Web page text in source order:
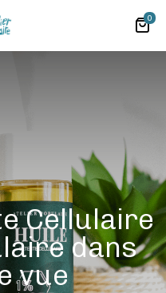
0
Cellulaire
dans
vue